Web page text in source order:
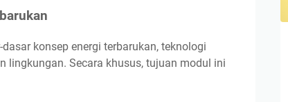
konsep energi terbarukan, teknologi
lingkungan. Secara khusus, tujuan modul ini